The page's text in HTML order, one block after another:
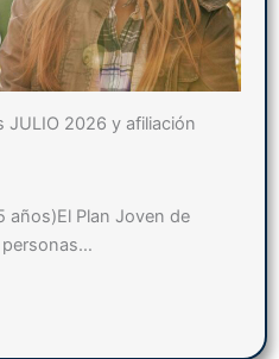
JULIO 2026 y afiliación
años)El Plan Joven de
personas…